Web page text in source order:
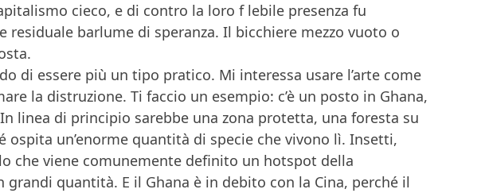
cieco, e di contro la loro f lebile presenza fu
residuale barlume di speranza. Il bicchiere mezzo vuoto o
di essere più un tipo pratico. Mi interessa usare l’arte come
la distruzione. Ti faccio un esempio: c’è un posto in Ghana,
linea di principio sarebbe una zona protetta, una foresta su
un’enorme quantità di specie che vivono lì. Insetti,
che viene comunemente definito un hotspot della
quantità. E il Ghana è in debito con la Cina, perché il